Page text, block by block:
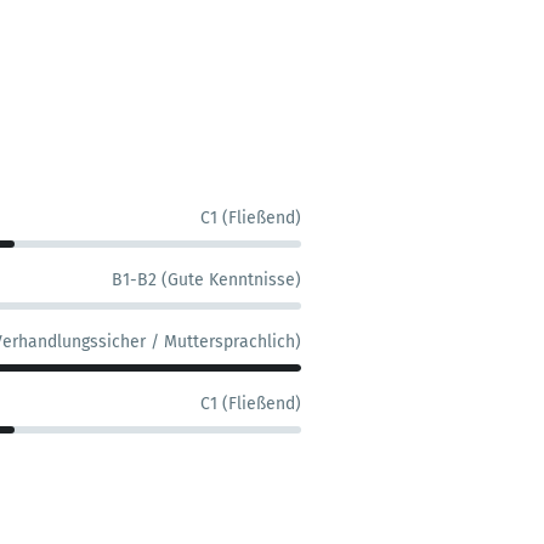
C1 (Fließend)
B1-B2 (Gute Kenntnisse)
/ Muttersprachlich)
C1 (Fließend)